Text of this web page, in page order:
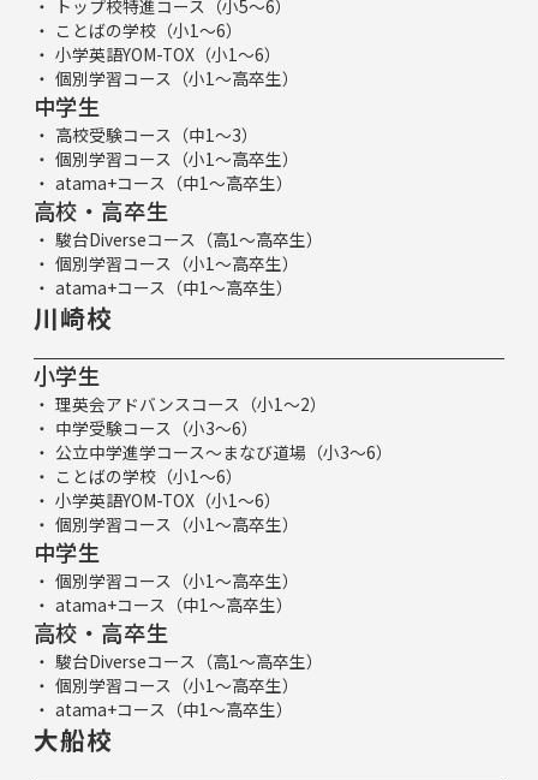
トップ校特進コース（小5～6）
ことばの学校（小1～6）
小学英語YOM-TOX（小1～6）
個別学習コース（小1～高卒生）
中学生
高校受験コース（中1～3）
個別学習コース（小1～高卒生）
atama+コース（中1～高卒生）
高校・高卒生
駿台Diverseコース（高1～高卒生）
個別学習コース（小1～高卒生）
atama+コース（中1～高卒生）
川崎校
小学生
理英会アドバンスコース（小1～2）
中学受験コース（小3～6）
公立中学進学コース～まなび道場（小3～6）
ことばの学校（小1～6）
小学英語YOM-TOX（小1～6）
個別学習コース（小1～高卒生）
中学生
個別学習コース（小1～高卒生）
atama+コース（中1～高卒生）
高校・高卒生
駿台Diverseコース（高1～高卒生）
個別学習コース（小1～高卒生）
atama+コース（中1～高卒生）
大船校